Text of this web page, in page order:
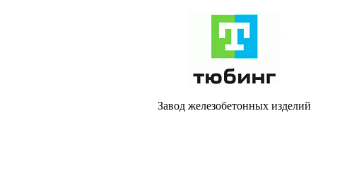
Завод железобетонных изделий